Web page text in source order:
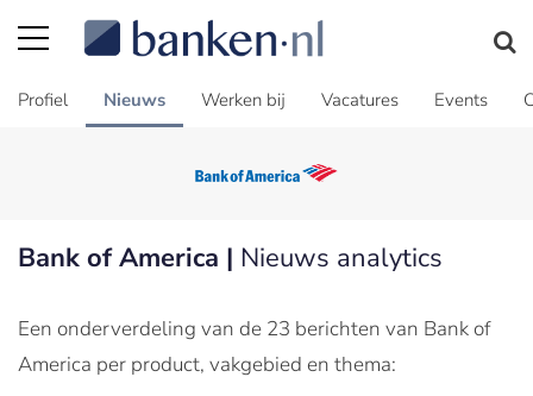
Profiel Nieuws Werken bij Vacatures Events
Bank of America | Nieuws analytics
Een onderverdeling van de 23 berichten van Bank of
America per product, vakgebied en thema: